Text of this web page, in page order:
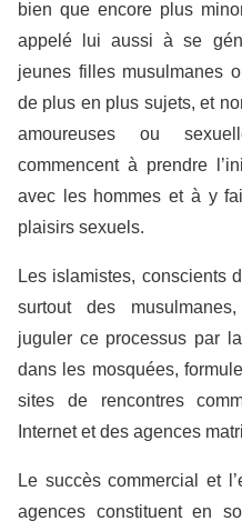
bien que encore plus
appelé lui aussi à se
jeunes filles musulmanes
de plus en plus sujets, et
amoureuses ou
commencent à prendre
avec les hommes et à y
plaisirs sexuels.
Les islamistes, conscients
surtout des
juguler ce processus par
dans les mosquées,
sites de rencontres
Internet et des agences
Le succès commercial et
agences constituent en